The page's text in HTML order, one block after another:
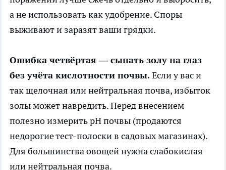
а не использовать как удобрение. Споры
выживают и заразят ваши грядки.
Ошибка четвёртая — сыпать золу на глаз
без учёта кислотности почвы.Если у вас и
так щелочная или нейтральная почва, избыток
золы может навредить. Перед внесением
полезно измерить pH почвы (продаются
недорогие тест-полоски в садовых магазинах).
Для большинства овощей нужна слабокислая
или нейтральная почва.